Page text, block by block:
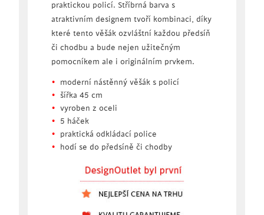
praktickou policí. Stříbrná barva s
atraktivním designem tvoří kombinaci, díky
které tento věšák ozvláštní každou předsíň
či chodbu a bude nejen užitečným
pomocníkem ale i originálním prvkem.
moderní nástěnný věšák s policí
šířka 45 cm
vyroben z oceli
5 háček
praktická odkládací police
hodí se do předsíně či chodby